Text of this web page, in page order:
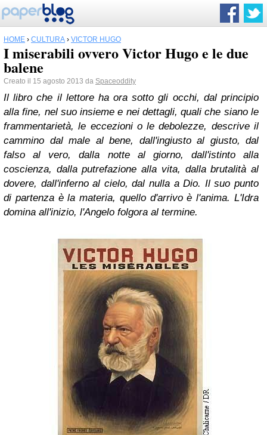
HOME › CULTURA › VICTOR HUGO
I miserabili ovvero Victor Hugo e le due
balene
Creato il 15 agosto 2013 da Spaceoddity
Il libro che il lettore ha ora sotto gli occhi, dal principio
alla fine, nel suo insieme e nei dettagli, quali che siano le
frammentarietà, le eccezioni o le debolezze, descrive il
cammino dal male al bene, dall'ingiusto al giusto, dal
falso al vero, dalla notte al giorno, dall'istinto alla
coscienza, dalla putrefazione alla vita, dalla brutalità al
dovere, dall'inferno al cielo, dal nulla a Dio. Il suo punto
di partenza è la materia, quello d'arrivo è l'anima. L'Idra
domina all'inizio, l'Angelo folgora al termine.